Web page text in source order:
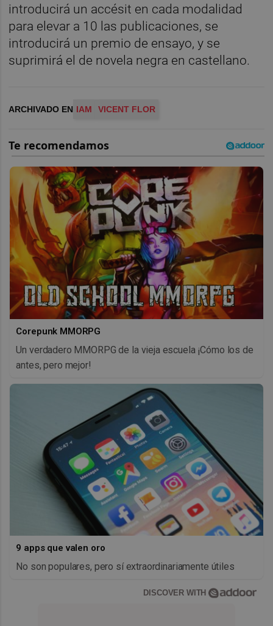
introducirá un accésit en cada modalidad
para elevar a 10 las publicaciones, se
introducirá un premio de ensayo, y se
suprimirá el de novela negra en castellano.
ARCHIVADO EN IAM VICENT FLOR
Corepunk MMORPG
Un verdadero MMORPG de la vieja escuela ¡Cómo los de
antes, pero mejor!
9 apps que valen oro
No son populares, pero sí extraordinariamente útiles
DISCOVER WITH